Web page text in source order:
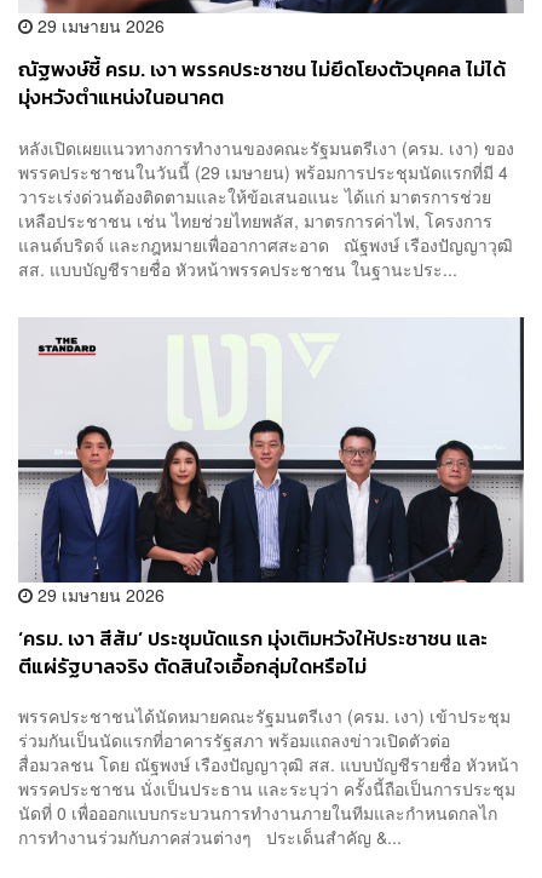
29 เมษายน 2026
ณัฐพงษ์ชี้ ครม. เงา พรรคประชาชน ไม่ยึดโยงตัวบุคคล ไม่ได้
มุ่งหวังตำแหน่งในอนาคต
หลังเปิดเผยแนวทางการทำงานของคณะรัฐมนตรีเงา (ครม. เงา) ของ
พรรคประชาชนในวันนี้ (29 เมษายน) พร้อมการประชุมนัดแรกที่มี 4
วาระเร่งด่วนต้องติดตามและให้ข้อเสนอแนะ ได้แก่ มาตรการช่วย
เหลือประชาชน เช่น ไทยช่วยไทยพลัส, มาตรการค่าไฟ, โครงการ
แลนด์บริดจ์ และกฎหมายเพื่ออากาศสะอาด ณัฐพงษ์ เรืองปัญญาวุฒิ
สส. แบบบัญชีรายชื่อ หัวหน้าพรรคประชาชน ในฐานะประ...
29 เมษายน 2026
‘ครม. เงา สีส้ม’ ประชุมนัดแรก มุ่งเติมหวังให้ประชาชน และ
ตีแผ่รัฐบาลจริง ตัดสินใจเอื้อกลุ่มใดหรือไม่
พรรคประชาชนได้นัดหมายคณะรัฐมนตรีเงา (ครม. เงา) เข้าประชุม
ร่วมกันเป็นนัดแรกที่อาคารรัฐสภา พร้อมแถลงข่าวเปิดตัวต่อ
สื่อมวลชน โดย ณัฐพงษ์ เรืองปัญญาวุฒิ สส. แบบบัญชีรายชื่อ หัวหน้า
พรรคประชาชน นั่งเป็นประธาน และระบุว่า ครั้งนี้ถือเป็นการประชุม
นัดที่ 0 เพื่อออกแบบกระบวนการทำงานภายในทีมและกำหนดกลไก
การทำงานร่วมกับภาคส่วนต่างๆ ประเด็นสำคัญ &...